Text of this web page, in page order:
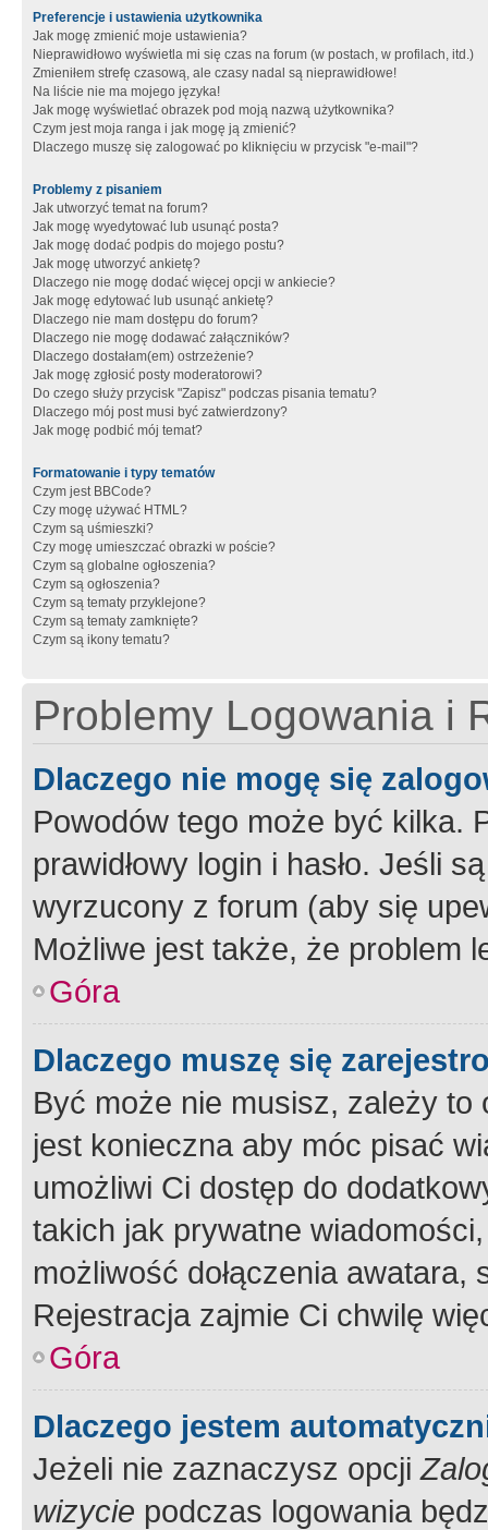
Preferencje i ustawienia użytkownika
Jak mogę zmienić moje ustawienia?
Nieprawidłowo wyświetla mi się czas na forum (w postach, w profilach, itd.)
Zmieniłem strefę czasową, ale czasy nadal są nieprawidłowe!
Na liście nie ma mojego języka!
Jak mogę wyświetlać obrazek pod moją nazwą użytkownika?
Czym jest moja ranga i jak mogę ją zmienić?
Dlaczego muszę się zalogować po kliknięciu w przycisk "e-mail"?
Problemy z pisaniem
Jak utworzyć temat na forum?
Jak mogę wyedytować lub usunąć posta?
Jak mogę dodać podpis do mojego postu?
Jak mogę utworzyć ankietę?
Dlaczego nie mogę dodać więcej opcji w ankiecie?
Jak mogę edytować lub usunąć ankietę?
Dlaczego nie mam dostępu do forum?
Dlaczego nie mogę dodawać załączników?
Dlaczego dostałam(em) ostrzeżenie?
Jak mogę zgłosić posty moderatorowi?
Do czego służy przycisk "Zapisz" podczas pisania tematu?
Dlaczego mój post musi być zatwierdzony?
Jak mogę podbić mój temat?
Formatowanie i typy tematów
Czym jest BBCode?
Czy mogę używać HTML?
Czym są uśmieszki?
Czy mogę umieszczać obrazki w poście?
Czym są globalne ogłoszenia?
Czym są ogłoszenia?
Czym są tematy przyklejone?
Czym są tematy zamknięte?
Czym są ikony tematu?
Problemy Logowania i
Dlaczego nie mogę się
Powodów tego może być kilka.
prawidłowy login i hasło. Jeśli
wyrzucony z forum (aby się
Możliwe jest także, że problem
Góra
Dlaczego muszę się
Być może nie musisz, zależy
jest konieczna aby móc pisać
umożliwi Ci dostęp do
takich jak prywatne
możliwość dołączenia
Rejestracja zajmie Ci chwilę
Góra
Dlaczego jestem
Jeżeli nie zaznaczysz opcji
wizycie podczas logowania